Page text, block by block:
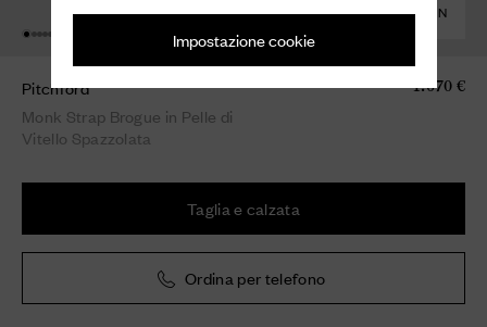
Impostazione cookie
COMBINA CON
Pitchford
Monk Strap Brogue in Pelle di
Vitello Spazzolata
1.070 €
Taglia e calzata
Ordina per telefono